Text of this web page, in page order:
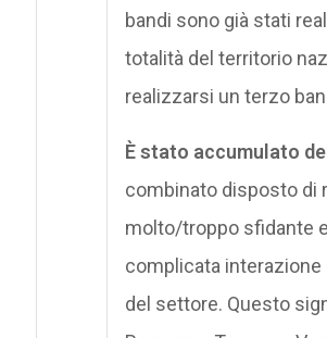
bandi sono già stati
totalità del territorio
realizzarsi un terzo
È stato accumulato
combinato disposto di
molto/troppo sfidante
complicata interazione
del settore. Questo